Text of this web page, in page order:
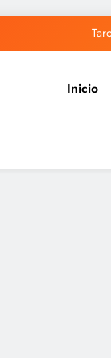
Tarot
Inicio